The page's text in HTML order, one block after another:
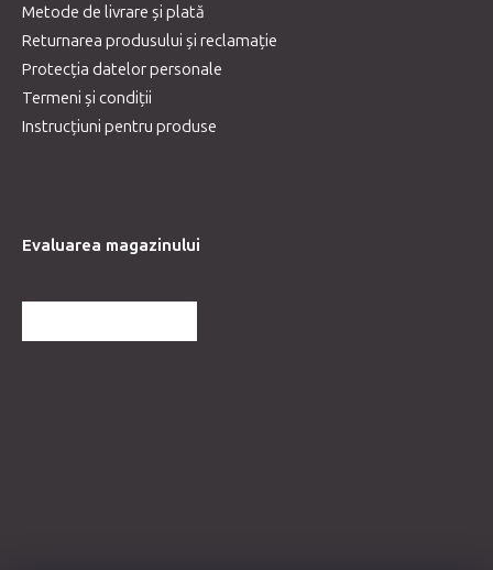
Metode de livrare și plată
Returnarea produsului și reclamație
Protecția datelor personale
Termeni și condiții
Instrucțiuni pentru produse
Evaluarea magazinului